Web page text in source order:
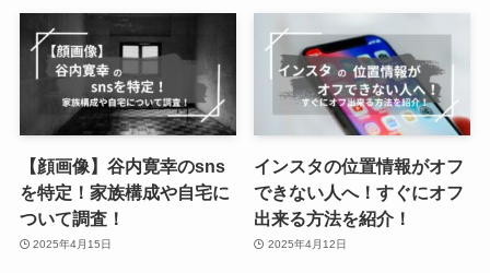
【顔画像】谷内寛幸のsns
を特定！家族構成や自宅に
ついて調査！
2025年4月15日
インスタの位置情報がオフ
できない人へ！すぐにオフ
出来る方法を紹介！
2025年4月12日